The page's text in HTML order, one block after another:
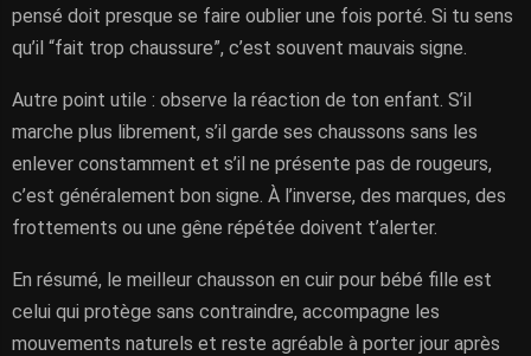
pensé doit presque se faire oublier une fois porté. Si tu sens
qu’il “fait trop chaussure”, c’est souvent mauvais signe.
Autre point utile : observe la réaction de ton enfant. S’il
marche plus librement, s’il garde ses chaussons sans les
enlever constamment et s’il ne présente pas de rougeurs,
c’est généralement bon signe. À l’inverse, des marques, des
frottements ou une gêne répétée doivent t’alerter.
En résumé, le meilleur chausson en cuir pour bébé fille est
celui qui protège sans contraindre, accompagne les
mouvements naturels et reste agréable à porter jour après